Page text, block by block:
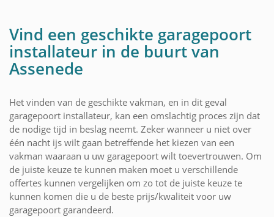
Vind een geschikte garagepoort
installateur in de buurt van
Assenede
Het vinden van de geschikte vakman, en in dit geval
garagepoort installateur, kan een omslachtig proces zijn dat
de nodige tijd in beslag neemt. Zeker wanneer u niet over
één nacht ijs wilt gaan betreffende het kiezen van een
vakman waaraan u uw garagepoort wilt toevertrouwen. Om
de juiste keuze te kunnen maken moet u verschillende
offertes kunnen vergelijken om zo tot de juiste keuze te
kunnen komen die u de beste prijs/kwaliteit voor uw
garagepoort garandeerd.